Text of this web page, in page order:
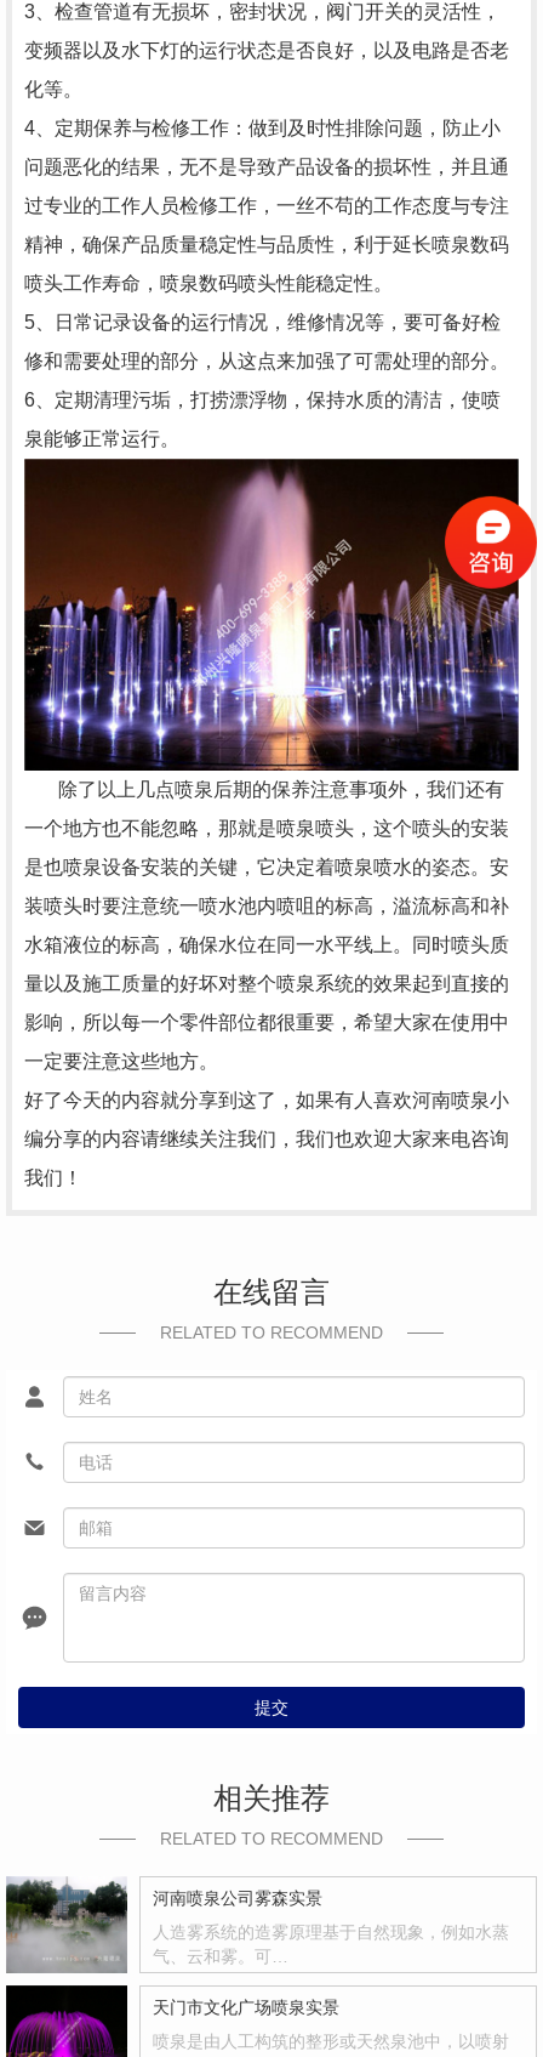
3、检查管道有无损坏，密封状况，阀门开关的灵活性，
变频器以及水下灯的运行状态是否良好，以及电路是否老
化等。
4、定期保养与检修工作：做到及时性排除问题，防止小
问题恶化的结果，无不是导致产品设备的损坏性，并且通
过专业的工作人员检修工作，一丝不苟的工作态度与专注
精神，确保产品质量稳定性与品质性，利于延长喷泉数码
喷头工作寿命，喷泉数码喷头性能稳定性。
5、日常记录设备的运行情况，维修情况等，要可备好检
修和需要处理的部分，从这点来加强了可需处理的部分。
6、定期清理污垢，打捞漂浮物，保持水质的清洁，使喷
泉能够正常运行。
除了以上几点喷泉后期的保养注意事项外，我们还有
一个地方也不能忽略，那就是喷泉喷头，这个喷头的安装
是也喷泉设备安装的关键，它决定着喷泉喷水的姿态。安
装喷头时要注意统一喷水池内喷咀的标高，溢流标高和补
水箱液位的标高，确保水位在同一水平线上。同时喷头质
量以及施工质量的好坏对整个喷泉系统的效果起到直接的
影响，所以每一个零件部位都很重要，希望大家在使用中
一定要注意这些地方。
好了今天的内容就分享到这了，如果有人喜欢河南喷泉小
编分享的内容请继续关注我们，我们也欢迎大家来电咨询
我们！
在线留言
RELATED TO RECOMMEND
提交
相关推荐
RELATED TO RECOMMEND
河南喷泉公司雾森实景
人造雾系统的造雾原理基于自然现象，例如水蒸
气、云和雾。可…
天门市文化广场喷泉实景
喷泉是由人工构筑的整形或天然泉池中，以喷射